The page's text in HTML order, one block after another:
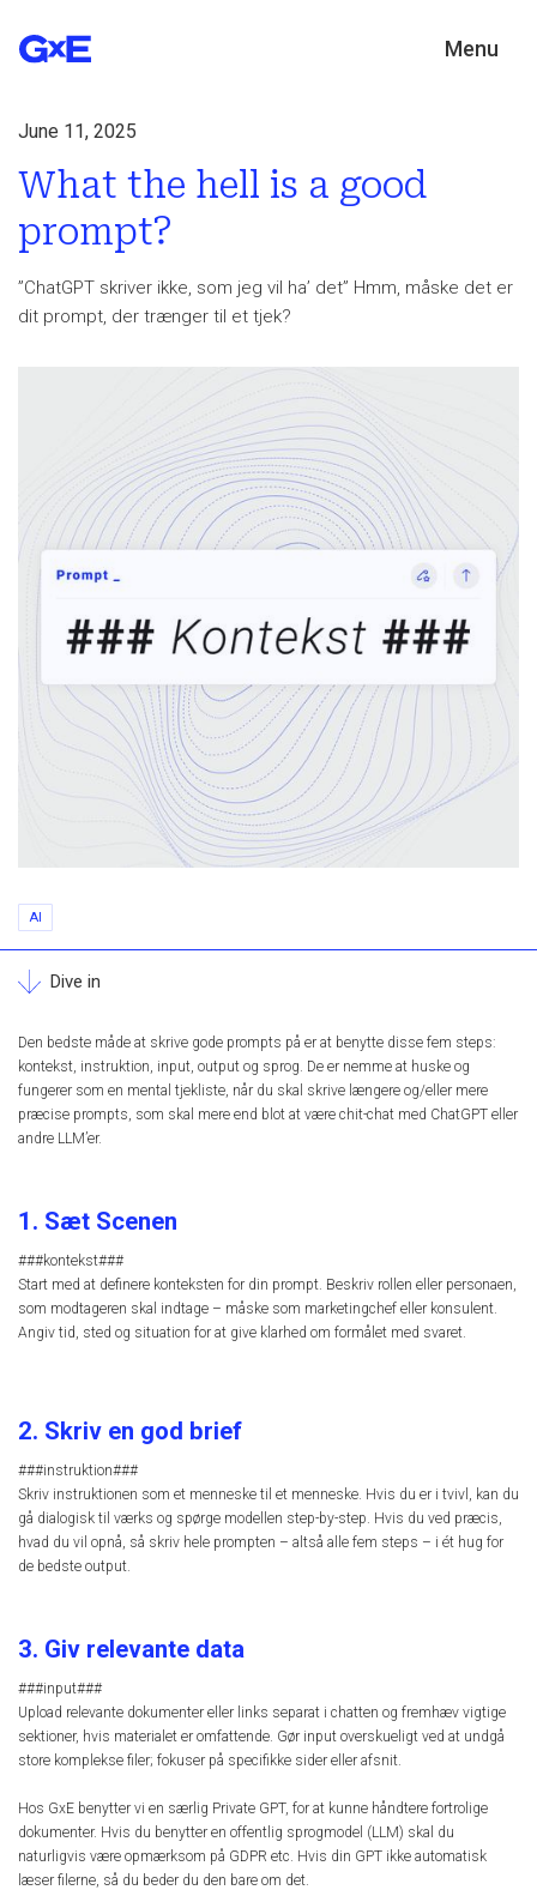
Menu
June 11, 2025
What the hell is a good
prompt?
”ChatGPT skriver ikke, som jeg vil ha’ det” Hmm, måske det er
dit prompt, der trænger til et tjek?
AI
Dive in
Den bedste måde at skrive gode prompts på er at benytte disse fem steps:
kontekst, instruktion, input, output og sprog. De er nemme at huske og
fungerer som en mental tjekliste, når du skal skrive længere og/eller mere
præcise prompts, som skal mere end blot at være chit-chat med ChatGPT eller
andre LLM’er.
1. Sæt Scenen
###kontekst###
Start med at definere konteksten for din prompt. Beskriv rollen eller personaen,
som modtageren skal indtage – måske som marketingchef eller konsulent.
Angiv tid, sted og situation for at give klarhed om formålet med svaret.
2. Skriv en god brief
###instruktion###
Skriv instruktionen som et menneske til et menneske. Hvis du er i tvivl, kan du
gå dialogisk til værks og spørge modellen step-by-step. Hvis du ved præcis,
hvad du vil opnå, så skriv hele prompten – altså alle fem steps – i ét hug for
de bedste output.
3. Giv relevante data
###input###
Upload relevante dokumenter eller links separat i chatten og fremhæv vigtige
sektioner, hvis materialet er omfattende. Gør input overskueligt ved at undgå
store komplekse filer; fokuser på specifikke sider eller afsnit.
Hos GxE benytter vi en særlig Private GPT, for at kunne håndtere fortrolige
dokumenter. Hvis du benytter en offentlig sprogmodel (LLM) skal du
naturligvis være opmærksom på GDPR etc. Hvis din GPT ikke automatisk
læser filerne, så du beder du den bare om det.